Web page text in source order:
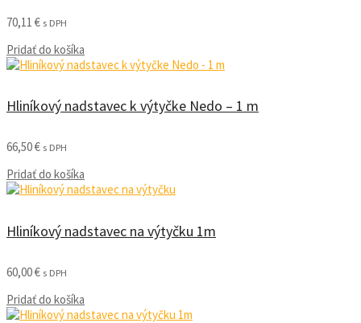
70,11 € s DPH
Pridať do košíka
Hliníkový nadstavec k výtyčke Nedo – 1 m
66,50€ s DPH
Pridať do košíka
Hliníkový nadstavec na výtyčku 1m
60,00€ s DPH
Pridať do košíka